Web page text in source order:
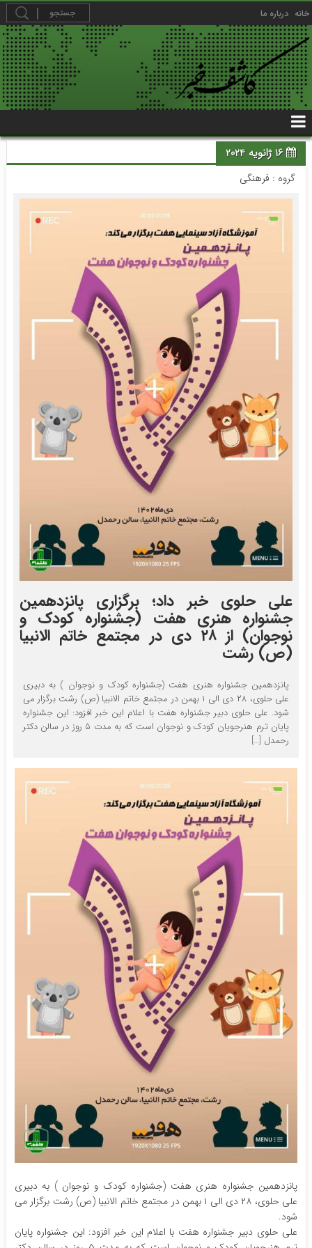
خانه درباره ما
16 ژانویه 2024
گروه : فرهنگی
علی حلوی خبر داد؛ برگزاری پانزدهمین
جشنواره هنری هفت (جشنواره کودک و
نوجوان) از ۲۸ دی در مجتمع خاتم الانبیا
(ص) رشت
پانزدهمین جشنواره هنری هفت (جشنواره کودک و نوجوان ) به دبیری
علی حلوی، ۲۸ دی الی ۱ بهمن در مجتمع خاتم الانبیا (ص) رشت برگزار می
شود. علی حلوی دبیر جشنواره هفت با اعلام این خبر افزود: این جشنواره
پایان ترم هنرجویان کودک و نوجوان است که به مدت ۵ روز در سالن دکتر
رحمدل […]
پانزدهمین جشنواره هنری هفت (جشنواره کودک و نوجوان ) به دبیری
علی حلوی، ۲۸ دی الی ۱ بهمن در مجتمع خاتم الانبیا (ص) رشت برگزار می
شود.
علی حلوی دبیر جشنواره هفت با اعلام این خبر افزود: این جشنواره پایان